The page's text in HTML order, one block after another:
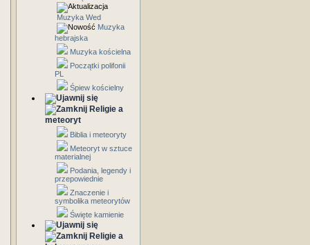
Muzyka Wed
Muzyka
hebrajska
Muzyka kościelna
Początki polifonii
PL
Śpiew kościelny
Religie a
meteoryt
Biblia i meteoryty
Meteoryt w sztuce
materialnej
Podania, legendy i
przepowiednie
Znaczenie i
symbolika meteorytów
Święte kamienie
Religie a